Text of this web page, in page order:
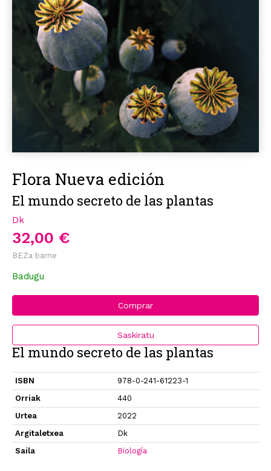
Flora Nueva edición
El mundo secreto de las plantas
Dk
32,00 €
BEZa barne
Badugu
Comprar
Saskiratu
El mundo secreto de las plantas
ISBN
978-0-241-61223-1
Orriak
440
Urtea
2022
Argitaletxea
Dk
Saila
Biología